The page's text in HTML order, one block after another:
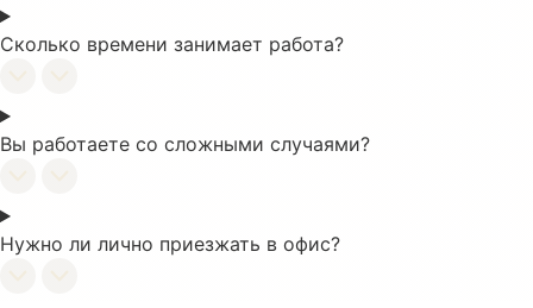
Сколько времени занимает работа?
Вы работаете со сложными случаями?
Нужно ли лично приезжать в офис?